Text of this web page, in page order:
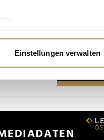
Daten verarbeitet
zu personalisieren,
Werbung und Analysen
die Sie ihnen
Einstellungen verwalten